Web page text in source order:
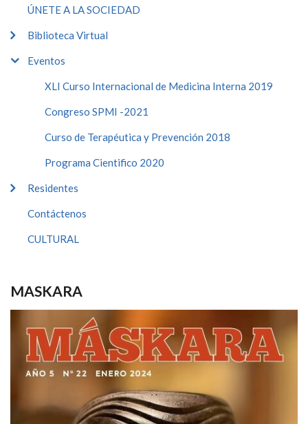
ÚNETE A LA SOCIEDAD
Biblioteca Virtual
Eventos
XLI Curso Internacional de Medicina Interna 2019
Congreso SPMI -2021
Curso de Terapéutica y Prevención 2018
Programa Cientifico 2020
Residentes
Contáctenos
CULTURAL
MASKARA